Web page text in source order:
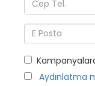
Aydınlatma